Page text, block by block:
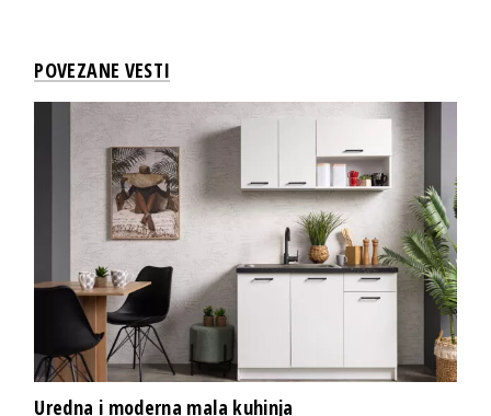
POVEZANE VESTI
Uredna i moderna mala kuhinja